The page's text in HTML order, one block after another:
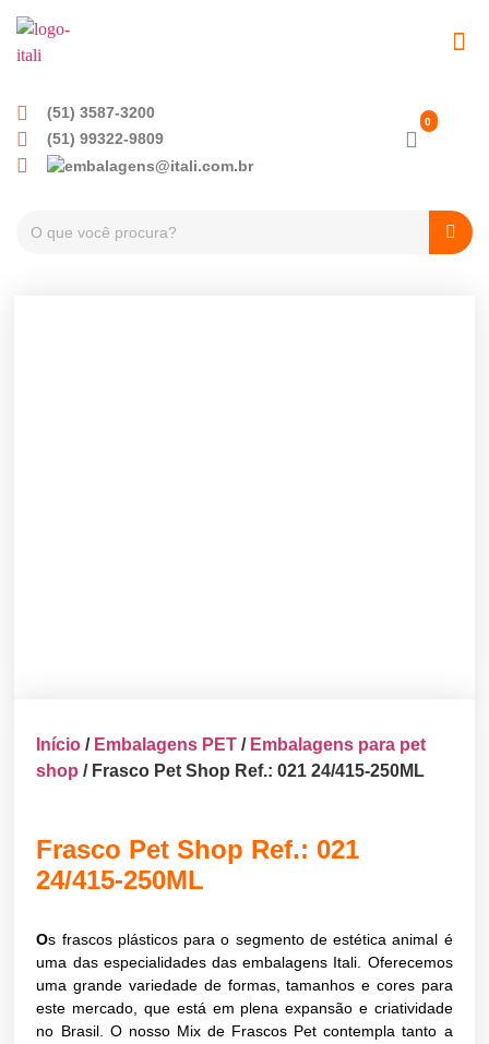
(51) 3587-3200
(51) 99322-9809
Início / Embalagens PET / Embalagens para pet
shop / Frasco Pet Shop Ref.: 021 24/415-250ML
Frasco Pet Shop Ref.: 021
24/415-250ML
Os frascos plásticos para o segmento de estética animal é
uma das especialidades das embalagens Itali. Oferecemos
uma grande variedade de formas, tamanhos e cores para
este mercado, que está em plena expansão e criatividade
no Brasil. O nosso Mix de Frascos Pet contempla tanto a